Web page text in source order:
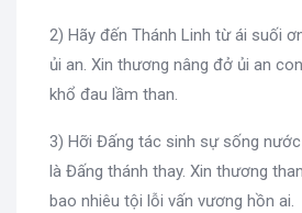
2) Hãy đến Thánh Linh từ ái suối
ủi an. Xin thương nâng đở ủi an
khổ đau lầm than.
3) Hỡi Đấng tác sinh sự sống
là Đấng thánh thay. Xin thương
bao nhiêu tội lỗi vấn vương hồn ai.